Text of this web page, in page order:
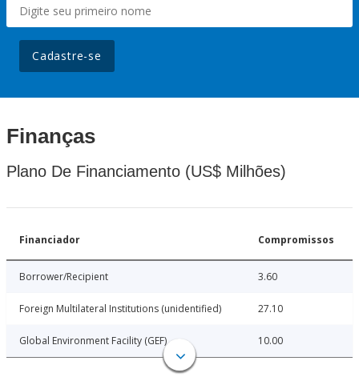
Cadastre-se
Finanças
Plano De Financiamento (US$ Milhões)
Financiador Compromissos
Borrower/Recipient 3.60
Foreign Multilateral Institutions (unidentified) 27.10
Global Environment Facility (GEF) 10.00